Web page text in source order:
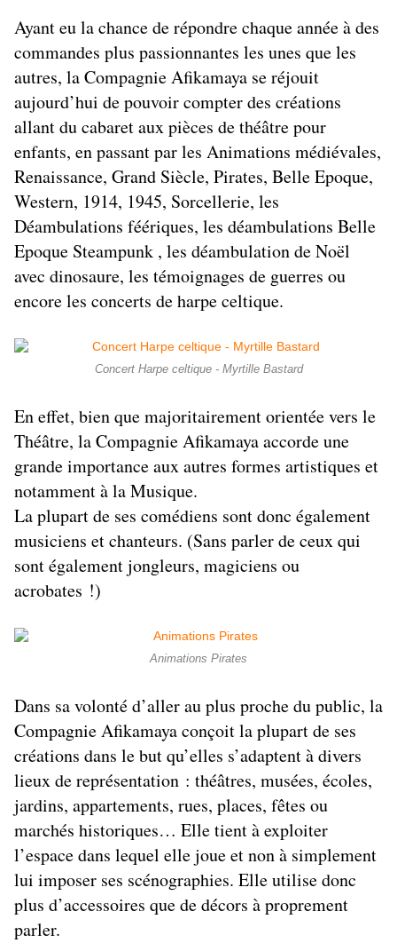
Ayant eu la chance de répondre chaque année à des
commandes plus passionnantes les unes que les
autres, la Compagnie Afikamaya se réjouit
aujourd’hui de pouvoir compter des créations
allant ducabaretauxpièces de théâtre pour
enfants, en passant par les Animations médiévales,
Renaissance, Grand Siècle, Pirates, Belle Epoque,
Western, 1914, 1945, Sorcellerie, les
Déambulations féériques, les déambulations Belle
Epoque Steampunk , les déambulation de Noël
avec dinosaure, les témoignages de guerres ou
encore les concerts de harpe celtique.
Concert Harpe celtique - Myrtille Bastard
En effet, bien que majoritairement orientée vers le
Théâtre, la Compagnie Afikamaya accorde une
grande importance aux autres formes artistiques et
notamment à laMusique.
La plupart de ses comédiens sont donc également
musiciens et chanteurs. (Sans parler de ceux qui
sont également jongleurs, magiciens ou
acrobates !)
Animations Pirates
Dans sa volonté d’aller au plus proche du public, la
Compagnie Afikamaya conçoit la plupart de ses
créations dans le but qu’elles s’adaptent à divers
lieux de représentation : théâtres, musées, écoles,
jardins, appartements, rues, places, fêtes ou
marchés historiques… Elle tient à exploiter
l’espace dans lequel elle joue et non à simplement
lui imposer ses scénographies. Elle utilise donc
plus d’accessoires que de décors à proprement
parler.